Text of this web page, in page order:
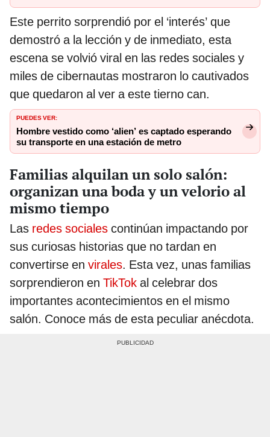
Este perrito sorprendió por el ‘interés’ que
demostró a la lección y de inmediato, esta
escena se volvió viral en las redes sociales y
miles de cibernautas mostraron lo cautivados
que quedaron al ver a este tierno can.
PUEDES VER:
Hombre vestido como ‘alien’ es captado esperando
su transporte en una estación de metro
Familias alquilan un solo salón:
organizan una boda y un velorio al
mismo tiempo
Las redes sociales continúan impactando por
sus curiosas historias que no tardan en
convertirse en virales. Esta vez, unas familias
sorprendieron en TikTok al celebrar dos
importantes acontecimientos en el mismo
salón. Conoce más de esta peculiar anécdota.